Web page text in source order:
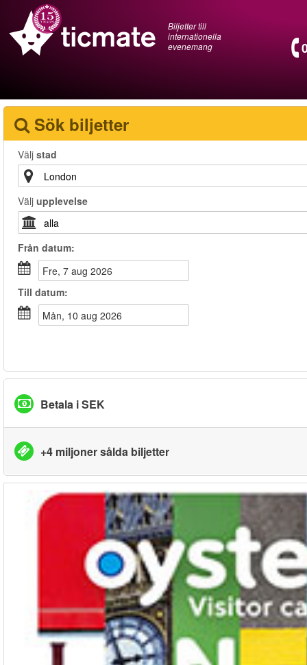
Biljetter till
internationella
evenemang
Sök biljetter
Välj stad
Välj upplevelse
Från datum:
fre, 7 aug 2026
Till datum:
mån, 10 aug 2026
Betala i SEK
+4 miljoner sålda biljetter